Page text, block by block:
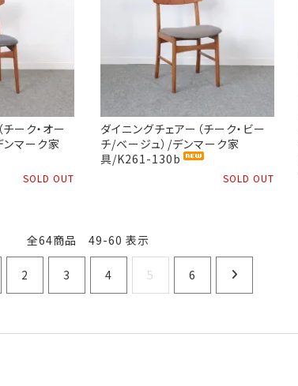
ーク・オー
マーク家
SOLD OUT
ダイニングチェアー（チーク・ビー
チ/ベージュ）/デンマーク家
具/K261-130b
SOLD OUT
全64商品 49-60 表示
2 3 4 5 6